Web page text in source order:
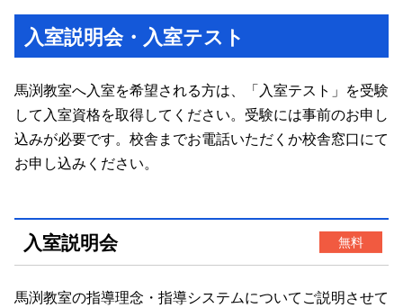
入室説明会・入室テスト
馬渕教室へ入室を希望される方は、「入室テスト」を受験
して入室資格を取得してください。受験には事前のお申し
込みが必要です。校舎までお電話いただくか校舎窓口にて
お申し込みください。
入室説明会 無料
馬渕教室の指導理念・指導システムについてご説明させて